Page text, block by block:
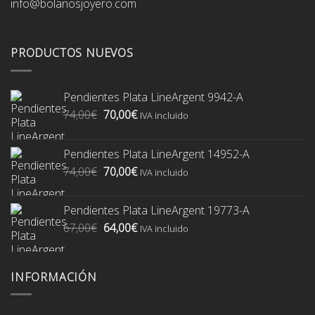
info@bolanosjoyero.com
PRODUCTOS NUEVOS
Pendientes Plata LineArgent 9942-A
74,00€ El
era:
74,00€.
70,00€El
es:
70,00€.
IVA incluido
Pendientes Plata LineArgent 14952-A
74,00€ El
era:
74,00€.
70,00€El
es:
70,00€.
IVA incluido
Pendientes Plata LineArgent 19773-A
67,00€ El
64,00€ElIVA incluido
INFORMACIÓN